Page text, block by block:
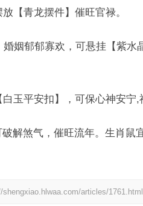
【青龙摆件】催旺官禄。
姻郁郁寡欢，可悬挂【紫水
玉平安扣】，可保心神安宁,
解煞气，催旺流年。生肖鼠
shengxiao.hlwaa.com/articles/1761.html